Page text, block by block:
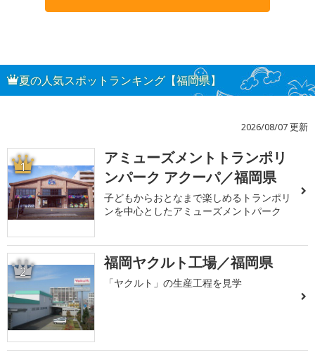
夏の人気スポットランキング【福岡県】
2026/08/07 更新
1
アミューズメントトランポリ
ンパーク アクーパ／福岡県
子どもからおとなまで楽しめるトランポリ
ンを中心としたアミューズメントパーク
2 福岡ヤクルト工場／福岡県
「ヤクルト」の生産工程を見学